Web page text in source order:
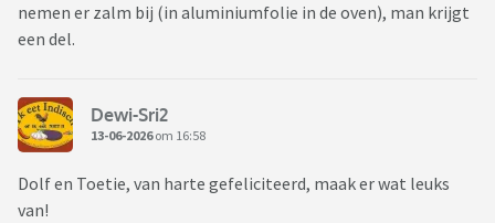
nemen er zalm bij (in aluminiumfolie in de oven), man krijgt
een del.
Dewi-Sri2
13-06-2026om 16:58
Dolf en Toetie, van harte gefeliciteerd, maak er wat leuks
van!